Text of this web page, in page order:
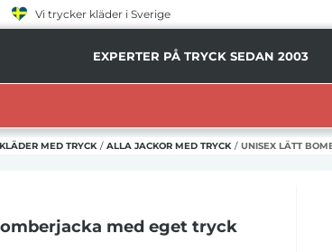
Vi trycker kläder i Sverige
EXPERTER PÅ TRYCK SEDAN 2003
MED TRYCK / ALLA JACKOR MED TRYCK / UNISEX LÄTT
med eget tryck